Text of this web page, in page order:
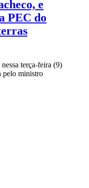
e
PEC do
terça-feira (9)
pelo ministro